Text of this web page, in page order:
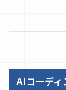
AIコーデ